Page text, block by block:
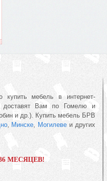
мебель в интернет-
доставят Вам по Гомелю и
и др.). Купить мебель БРВ
, Минске, Могилеве и других
МЕСЯЦЕВ!